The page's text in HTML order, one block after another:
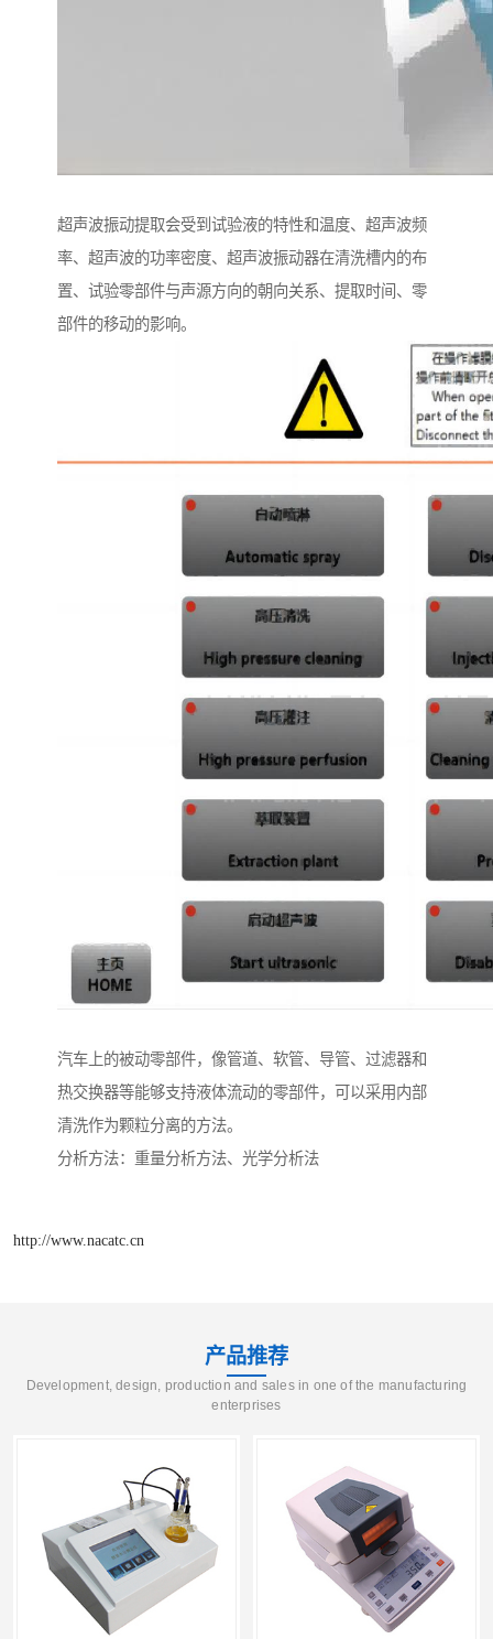
超声波振动提取会受到试验液的特性和温度、超声波频
率、超声波的功率密度、超声波振动器在清洗槽内的布
置、试验零部件与声源方向的朝向关系、提取时间、零
部件的移动的影响。
汽车上的被动零部件，像管道、软管、导管、过滤器和
热交换器等能够支持液体流动的零部件，可以采用内部
清洗作为颗粒分离的方法。
分析方法：重量分析方法、光学分析法
http://www.nacatc.cn
产品推荐
Development, design, production and sales in one of the manufacturing
enterprises